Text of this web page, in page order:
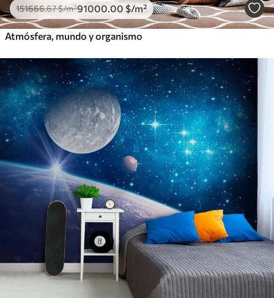
151666.67$/m²91000 .00 $/m²
Atmósfera, mundo y organismo